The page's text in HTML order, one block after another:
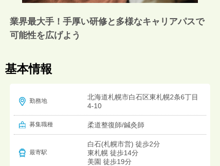
業界最大手！手厚い研修と多様なキャリアパスで
可能性を広げよう
基本情報
勤務地
北海道札幌市白石区東札幌2条6丁目
4-10
募集職種 柔道整復師/鍼灸師
最寄駅
白石(札幌市営) 徒歩2分
東札幌 徒歩14分
美園 徒歩19分